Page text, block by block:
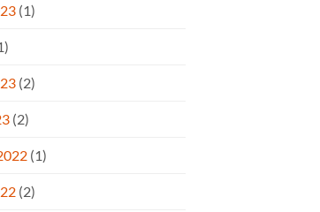
(1)
(2)
(2)
(1)
(2)